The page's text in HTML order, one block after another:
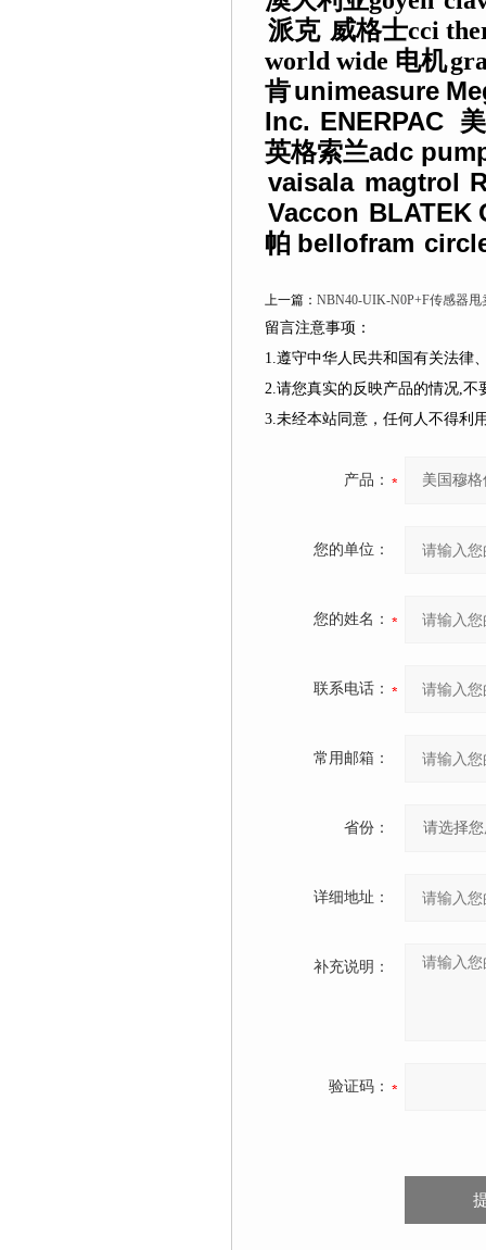
派克 威格士cci
world wide 电机
肯unimeasure
Inc. ENERPAC
英格索兰adc
vaisala magtrol
Vaccon BLATEK
帕 bellofram
上一篇： NBN40-UIK-N0P+F传感器甩
留言注意事项：
1.遵守中华人民共和国有关法律
2.请您真实的反映产品的情况,
3.未经本站同意，任何人不得利
产品：
您的单位：
您的姓名：
联系电话：
常用邮箱：
省份：
详细地址：
补充说明：
验证码：